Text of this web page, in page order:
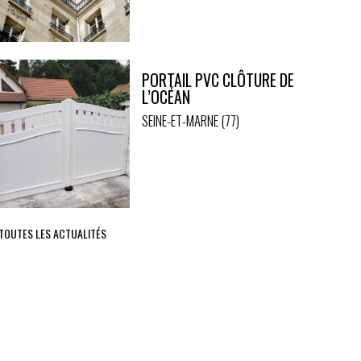
PORTAIL PVC CLÔTURE DE
L’OCÉAN
SEINE-ET-MARNE (77)
LES ACTUALITÉS